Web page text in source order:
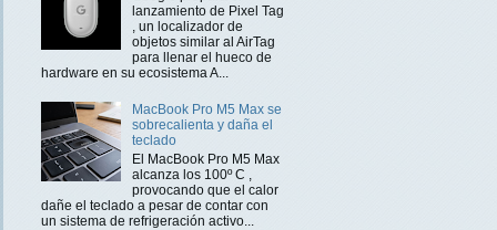
lanzamiento de Pixel Tag
, un localizador de
objetos similar al AirTag
para llenar el hueco de
hardware en su ecosistema A...
MacBook Pro M5 Max se
sobrecalienta y daña el
teclado
El MacBook Pro M5 Max
alcanza los 100º C ,
provocando que el calor
dañe el teclado a pesar de contar con
un sistema de refrigeración activo...